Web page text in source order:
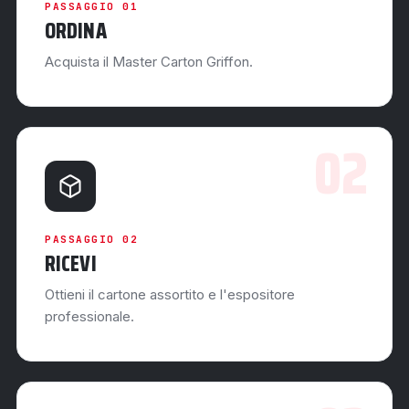
PASSAGGIO 01
ORDINA
Acquista il Master Carton Griffon.
PASSAGGIO 02
RICEVI
Ottieni il cartone assortito e l'espositore
professionale.